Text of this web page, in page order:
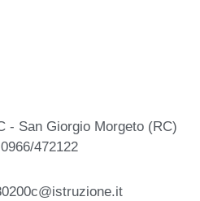
- San Giorgio Morgeto (RC)
472122